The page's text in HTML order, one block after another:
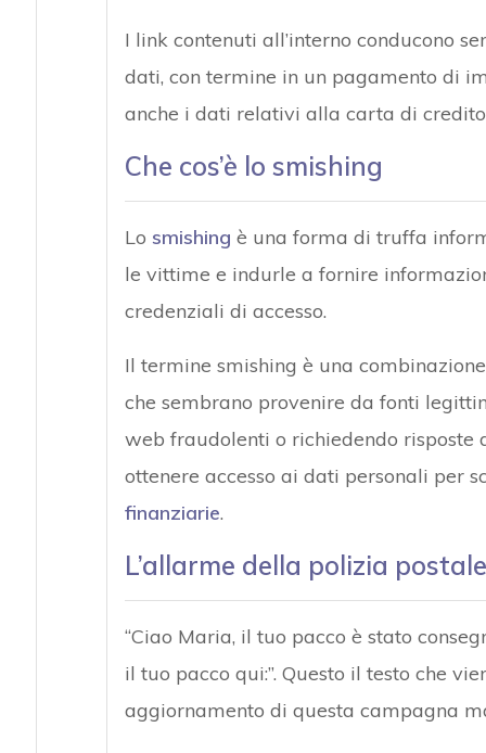
I link contenuti all’interno conducono
dati, con termine in un pagamento di
anche i dati relativi alla carta di
Che cos’è lo smishing
Lo smishing è una forma di truffa
le vittime e indurle a fornire
credenziali di accesso.
Il termine smishing è una
che sembrano provenire da fonti
web fraudolenti o richiedendo risposte
ottenere accesso ai dati personali per
finanziarie.
L’allarme della polizia
“Ciao Maria, il tuo pacco è stato
il tuo pacco qui:”. Questo il testo che
aggiornamento di questa campagna